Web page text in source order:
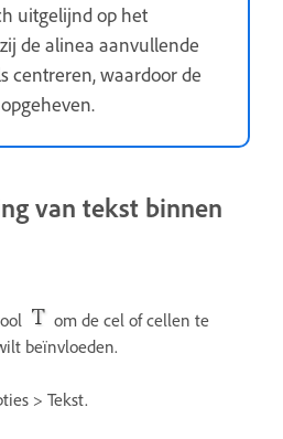
uitgelijnd op het
de alinea aanvullende
centreren, waardoor de
van tekst binnen
om de cel of cellen te
beïnvloeden.
> Tekst.